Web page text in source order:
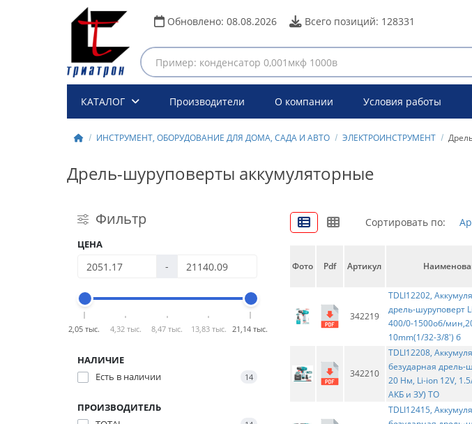
Обновлено: 08.08.2026 Всего позиций: 128331
КАТАЛОГ Производители О компании Условия работы
ИНСТРУМЕНТ, ОБОРУДОВАНИЕ ДЛЯ ДОМА, САДА И АВТО ЭЛЕКТРОИНСТРУМЕНТ
Дрель-шуруповерты аккумуляторные
Фильтр
ЦЕНА
-
2,05 тыс. 4,32 тыс. 8,47 тыс. 13,83 тыс. 21,14 тыс.
НАЛИЧИЕ
Есть в наличии
14
ПРОИЗВОДИТЕЛЬ
Сортировать по:
Фото Pdf Артикул
342219
TDLI12202,
дрель-шуруповерт
400/0-1500об/
10mm(1/32-3/8') б
342210
TDLI12208,
безударная дрель-
20 Нм, Li-ion 12V,
АКБ и ЗУ) TO
TDLI12415,